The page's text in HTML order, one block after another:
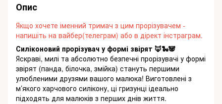
Опис
Якщо хочете іменний тримач з цим прорізувачем -
напишіть на вайбер(телеграм) або в дірект інстраграм.
Силіконовий прорізувач у формі звірят 🦊🐍🐼
Яскраві, милі та абсолютно безпечні прорізувачі у формі
звірят (панда, білочка, змійка) стануть першими
улюбленими друзями вашого малюка! Виготовлені з
м’якого харчового силікону, ці гризунці ідеально
підходять для малюків з перших днів життя.